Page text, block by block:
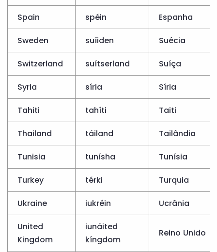
Spain spéin Espanha
Sweden suíiden Suécia
Switzerland suítserland Suíça
Syria síria Síria
Tahiti tahíti Taiti
Thailand táiland Tailândia
Tunisia tunísha Tunísia
Turkey térki Turquia
Ukraine iukréin Ucrânia
United
Kingdom
iunáited
kíngdom
Reino Unido